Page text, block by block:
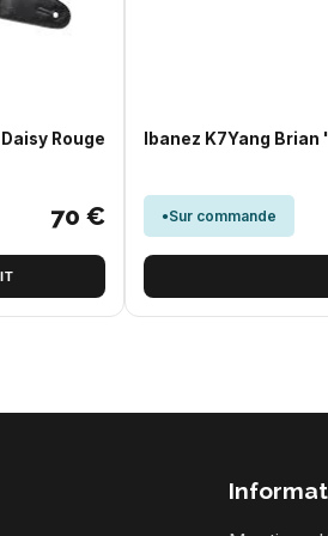
Rouge
70 €
Ibanez K7Yang
Sur commande